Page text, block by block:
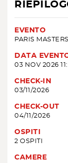
EVENTO
PARIS
DATA
03 NOV 2026
CHECK-IN
03/11/2026
CHECK-OUT
04/11/2026
OSPITI
2 OSPITI
CAMERE